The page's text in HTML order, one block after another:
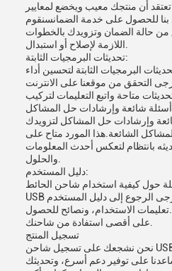
أن منتجك معيب ويخضع لمعايير
بنا للحصول على خدمة الضمانسنقوم
من حالة الضمان وتزويدك بالخطوات
تحديثات البرمجيات الثابتة:
البرمجيات الثابتة لتحسين أداء
التحقق من موقعنا على الانترنت
وإرشادات حل المشاكل لتزويدك
الشائعة.هذا المورد متاح على
بانتظام لتعكس أحدث المعلومات
دليل المستخدم:
حول كيفية استخدام شاحن الحائط
USB الشحن السريع الخاص بك، يرجى الرجوع إلى دليل المستخدم
الاستخدام، ونصائح للحصول
تسجيل المنتج
نحن نشجعك على تسجيل شاحن USB الخاص بك على موقعنا
على توفير دعم أسرع، وتحديثك